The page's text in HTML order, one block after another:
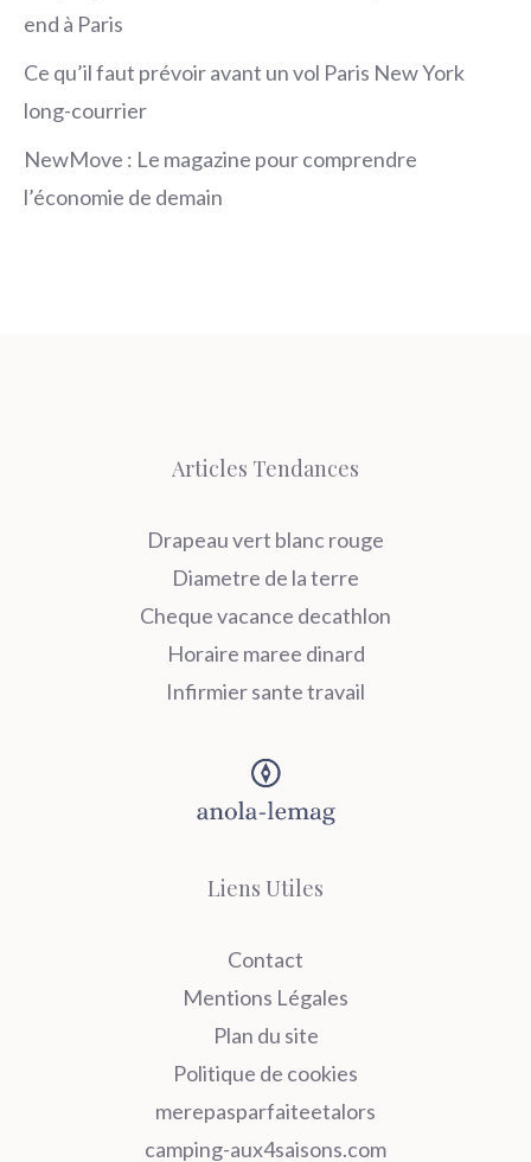
end à Paris
Ce qu’il faut prévoir avant un vol Paris New York
long-courrier
NewMove : Le magazine pour comprendre
l’économie de demain
Articles Tendances
Drapeau vert blanc rouge
Diametre de la terre
Cheque vacance decathlon
Horaire maree dinard
Infirmier sante travail
Liens Utiles
Contact
Mentions Légales
Plan du site
Politique de cookies
merepasparfaiteetalors
camping-aux4saisons.com